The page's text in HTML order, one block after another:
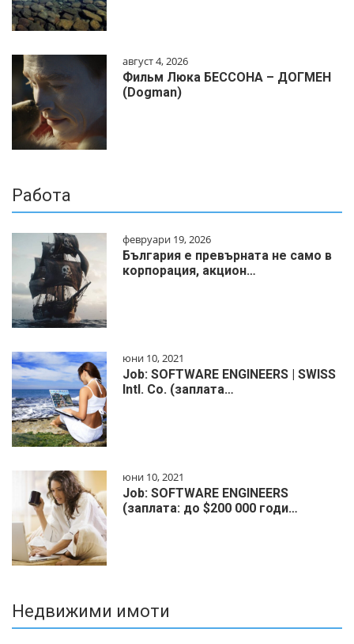
август 4, 2026
Фильм Люка БЕССОНА – ДОГМЕН
(Dogman)
Работа
февруари 19, 2026
България е превърната не само в
корпорация, акцион…
юни 10, 2021
Job: SOFTWARE ENGINEERS | SWISS
Intl. Co. (заплата…
юни 10, 2021
Job: SOFTWARE ENGINEERS
(заплата: до $200 000 годи…
Недвижими имоти